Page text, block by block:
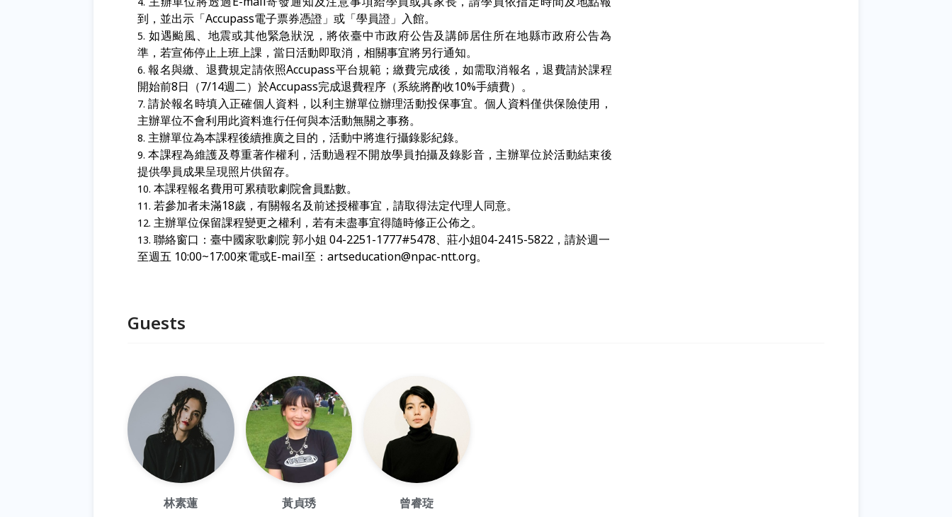
到，並出示「Accupass電子票券憑證」或「學員證」入館。
如遇颱風、地震或其他緊急狀況，將依臺中市政府公告及講師居住所在地縣市政府公告為
準，若宣佈停止上班上課，當日活動即取消，相關事宜將另行通知。
報名與繳、退費規定請依照Accupass平台規範；繳費完成後，如需取消報名，退費請於課程
開始前8日（7/14週二）於Accupass完成退費程序（系統將酌收10%手續費）。
請於報名時填入正確個人資料，以利主辦單位辦理活動投保事宜。個人資料僅供保險使用，
主辦單位不會利用此資料進行任何與本活動無關之事務。
主辦單位為本課程後續推廣之目的，活動中將進行攝錄影紀錄。
本課程為維護及尊重著作權利，活動過程不開放學員拍攝及錄影音，主辦單位於活動結束後
提供學員成果呈現照片供留存。
本課程報名費用可累積歌劇院會員點數。
若參加者未滿18歲，有關報名及前述授權事宜，請取得法定代理人同意。
主辦單位保留課程變更之權利，若有未盡事宜得隨時修正公佈之。
聯絡窗口：臺中國家歌劇院 郭小姐 04-2251-1777#5478、莊小姐04-2415-5822，請於週一
至週五 10:00~17:00來電或E-mail至： artseducation@npac-ntt.org。
Guests
林素蓮 黃貞琇 曾睿琁